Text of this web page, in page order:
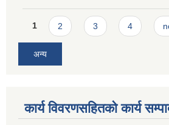
Pages
1 2 3 4
अन्य
कार्य विवरणसहितको कार्य